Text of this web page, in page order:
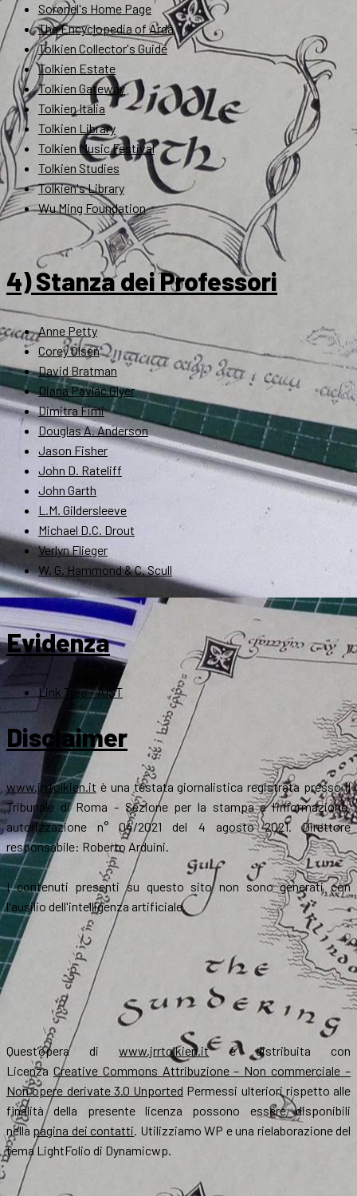
Soronel's Home Page
The Encyclopedia of Arda
Tolkien Collector's Guide
Tolkien Estate
Tolkien Gateway
Tolkien Italia
Tolkien Library
Tolkien Music Festival
Tolkien Studies
Tolkien's Library
Wu Ming Foundation
4) Stanza dei Professori
Anne Petty
Corey Olsen
David Bratman
Diana Pavlac Glyer
Dimitra Fimi
Douglas A. Anderson
Jason Fisher
John D. Rateliff
John Garth
L.M. Gildersleeve
Michael D.C. Drout
Verlyn Flieger
W. G. Hammond & C. Scull
Evidenza
Link Tree – AIST
Disclaimer
www.jrrtolkien.it è una testata giornalistica registrata presso il
Tribunale di Roma - Sezione per la stampa e l’informazione,
autorizzazione n° 04/2021 del 4 agosto 2021. Direttore
responsabile: Roberto Arduini.
I contenuti presenti su questo sito non sono generati con
l'ausilio dell'intelligenza artificiale.
Quest’opera diwww.jrrtolkien.itè distribuita con
Licenza Creative Commons Attribuzione – Non commerciale –
Non opere derivate 3.0 Unported Permessi ulteriori rispetto alle
finalità della presente licenza possono essere disponibili
nella pagina dei contatti. Utilizziamo WP e una rielaborazione del
tema LightFolio di Dynamicwp.